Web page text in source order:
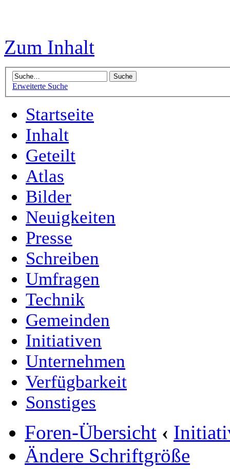
Zum Inhalt
Erweiterte Suche
Startseite
Inhalt
Geteilt
Atlas
Bilder
Neuigkeiten
Presse
Schreiben
Umfragen
Technik
Gemeinden
Initiativen
Unternehmen
Verfügbarkeit
Sonstiges
Foren-Übersicht ‹
Ändere Schriftgröße